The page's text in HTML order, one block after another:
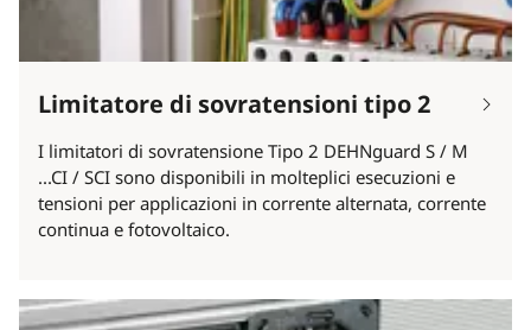
Limitatore di sovratensioni tipo 2
I limitatori di sovratensione Tipo 2 DEHNguard S / M
...CI / SCI sono disponibili in molteplici esecuzioni e
tensioni per applicazioni in corrente alternata, corrente
continua e fotovoltaico.